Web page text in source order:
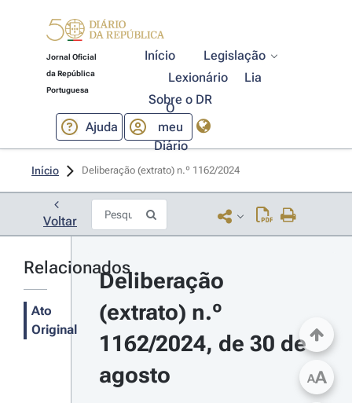
Jornal Oficial
da República
Portuguesa
Início
Legislação
Lexionário
Lia
Sobre o DR
Ajuda
O
meu
Diário
Início Deliberação (extrato) n.º 1162/2024
Voltar
Relacionados
Ato
Original
Deliberação
(extrato) n.º
1162/2024, de 30 de
agosto
AA